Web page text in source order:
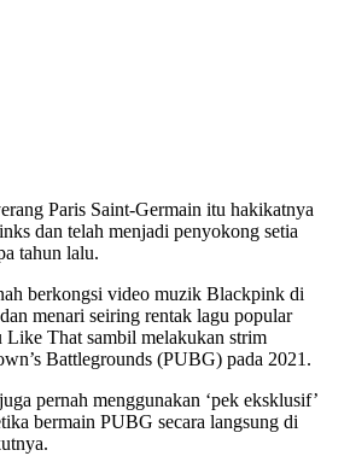
Paris Saint-Germain itu hakikatnya
dan telah menjadi penyokong setia
tahun lalu.
berkongsi video muzik Blackpink di
menari seiring rentak lagu popular
That sambil melakukan strim
Battlegrounds (PUBG) pada 2021.
pernah menggunakan ‘pek eksklusif’
bermain PUBG secara langsung di